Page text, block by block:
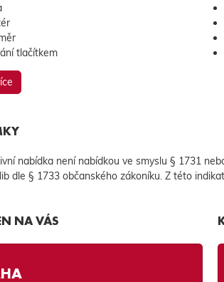
tlačítkem
nabídka není nabídkou ve smyslu § 1731
dle § 1733 občanského zákoníku. Z této
NA VÁS